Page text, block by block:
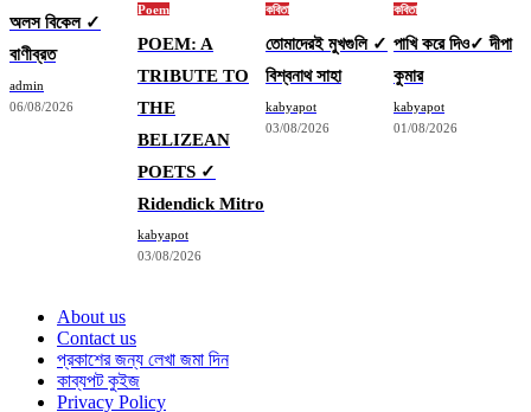
অলস বিকেল ✓
বাণীব্রত
admin
06/08/2026
Poem
POEM: A
TRIBUTE TO
THE
BELIZEAN
POETS ✓
Ridendick Mitro
kabyapot
03/08/2026
কবিতা
তোমাদেরই মুখগুলি ✓
বিশ্বনাথ সাহা
kabyapot
03/08/2026
কবিতা
পাখি করে দিও✓ দীপা
কুমার
kabyapot
01/08/2026
About us
Contact us
প্রকাশের জন্য লেখা জমা দিন
কাব্যপট কুইজ
Privacy Policy